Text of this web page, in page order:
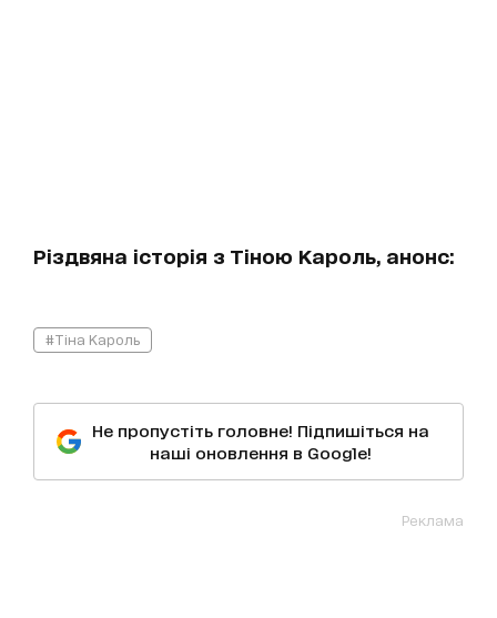
Різдвяна історія з Тіною Кароль, анонс:
#Тіна Кароль
Не пропустіть головне! Підпишіться на
наші оновлення в Google!
Реклама